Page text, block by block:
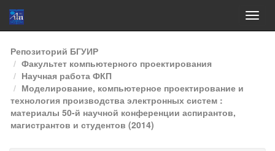
Skip
navigation
Репозиторий БГУИР
Факультет компьютерного проектирования
Научная работа ФКП
Моделирование, компьютерное проектирование и
технология производства электронных систем :
материалы 50-й научной конференции аспирантов,
магистрантов и студентов (2014)